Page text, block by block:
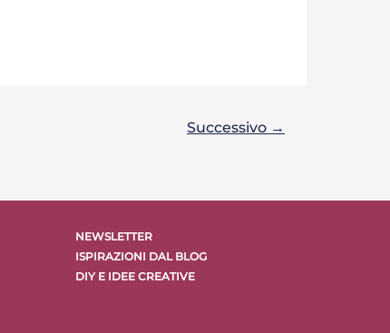
Successivo →
NEWSLETTER
ISPIRAZIONI DAL BLOG
DIY E IDEE CREATIVE